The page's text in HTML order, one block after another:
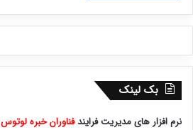
بک لینک
نرم افزار های مدیریت فرایندفناوران خبره لوتوس